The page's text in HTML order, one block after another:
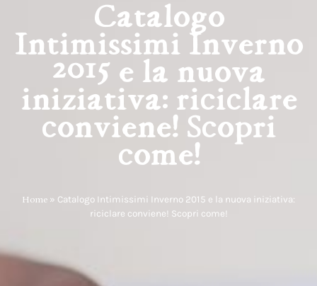
Catalogo
Intimissimi Inverno
2015 e la nuova
iniziativa: riciclare
conviene! Scopri
come!
Home » Catalogo Intimissimi Inverno 2015 e la nuova iniziativa:
riciclare conviene! Scopri come!